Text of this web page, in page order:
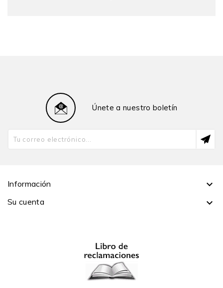
sido presidente del Comité Jurídico Interamericano de
la OEA, asesor jurídico del Ministerio de Relaciones
Exteriores del Perú y viceministro de Defensa. Es
miembro de la Corte Permanente de Arbitraje con sede
Internacionales por la Universidad de California,
de Estudios Internacionales (CEPEI), asesor jurídico del
Ministerio de Relaciones Exteriores del Perú y miembro
asociado del Instituto de Estudios Internacionales (IDEI)
de la Pontificia Universidad Católica del Perú.
Únete a nuestro boletín
Información 
Su cuenta 